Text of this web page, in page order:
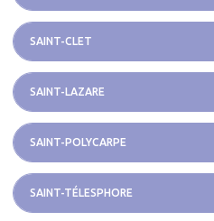
SAINT-CLET
SAINT-LAZARE
SAINT-POLYCARPE
SAINT-TÉLESPHORE